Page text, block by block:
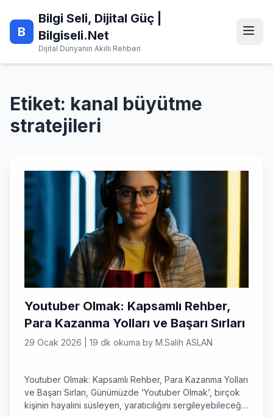
content
B
Bilgi Seli, Dijital Güç |
Bilgiseli.Net
Dijital Dünyanın Akıllı Rehberi
Etiket: kanal büyütme
stratejileri
Youtuber Olmak: Kapsamlı Rehber,
Para Kazanma Yolları ve Başarı Sırları
29 Ocak 2026 19 dk okuma by M.Salih ASLAN
Youtuber Olmak: Kapsamlı Rehber, Para Kazanma Yolları
ve Başarı Sırları, Günümüzde ‘Youtuber Olmak’, birçok
kişinin hayalini süsleyen, yaratıcılığını sergileyebileceği